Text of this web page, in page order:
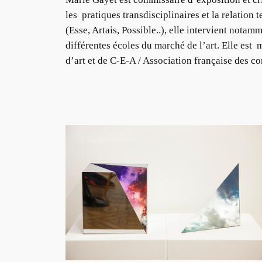
les pratiques transdisciplinaires et la relation
(Esse, Artais, Possible..), elle intervient
différentes écoles du marché de l’art. Elle est
d’art et de C-E-A / Association française des